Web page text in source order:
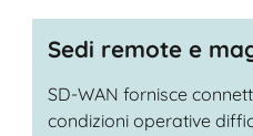
Sedi remote e
SD-WAN fornisce
condizioni operative